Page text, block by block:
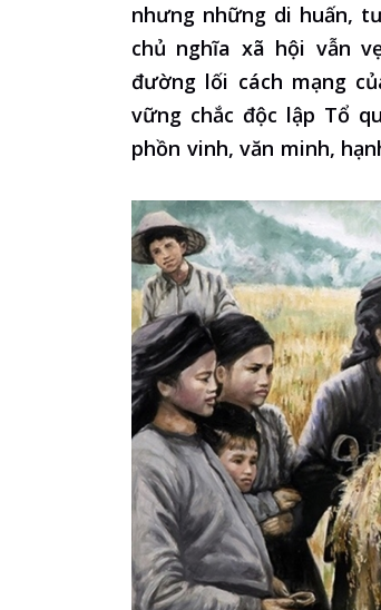
nhưng những di huấn,
chủ nghĩa xã hội vẫn
đường lối cách mạng
vững chắc độc lập Tổ
phồn vinh, văn minh,